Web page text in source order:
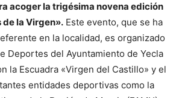
acoger la trigésima novena edición
de la Virgen». Este evento, que se ha
en la localidad, es organizado
Deportes del Ayuntamiento de Yecla
la Escuadra «Virgen del Castillo» y el
entidades deportivas como la